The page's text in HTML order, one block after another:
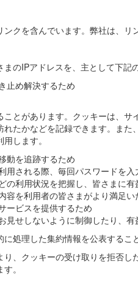
クを含んでいます。弊社は、
のIPアドレスを、主として下記
止め解決するため
とがあります。クッキーは、
たかなどを記録できます。ま
します。
動を追跡するため
用される際、毎回パスワードを
の利用状況を把握し、皆さまに
容を利用者の皆さまがより満足
ービスを提供するため
見せしないように制御したり、
処理した集約情報を公表する
、クッキーの受け取りを拒否
。